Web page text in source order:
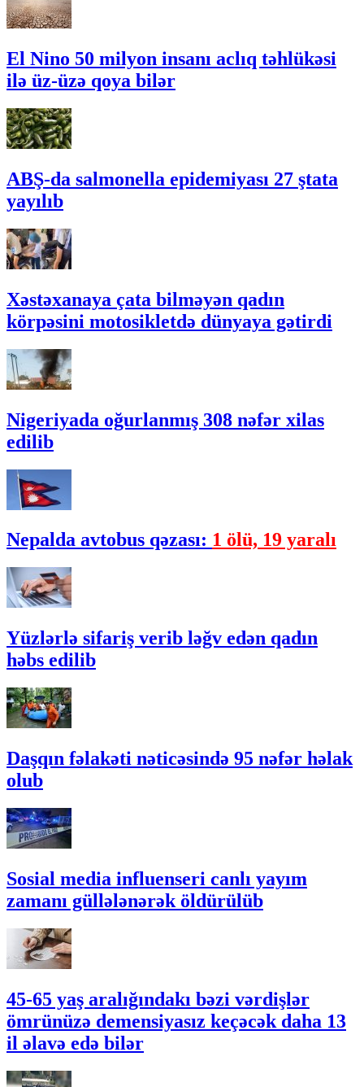
El Nino 50 milyon insanı aclıq təhlükəsi
ilə üz-üzə qoya bilər
ABŞ-da salmonella epidemiyası 27 ştata
yayılıb
Xəstəxanaya çata bilməyən qadın
körpəsini motosikletdə dünyaya gətirdi
Nigeriyada oğurlanmış 308 nəfər xilas
edilib
Nepalda avtobus qəzası: 1 ölü, 19 yaralı
Yüzlərlə sifariş verib ləğv edən qadın
həbs edilib
Daşqın fəlakəti nəticəsində 95 nəfər həlak
olub
Sosial media influenseri canlı yayım
zamanı güllələnərək öldürülüb
45-65 yaş aralığındakı bəzi vərdişlər
ömrünüzə demensiyasız keçəcək daha 13
il əlavə edə bilər